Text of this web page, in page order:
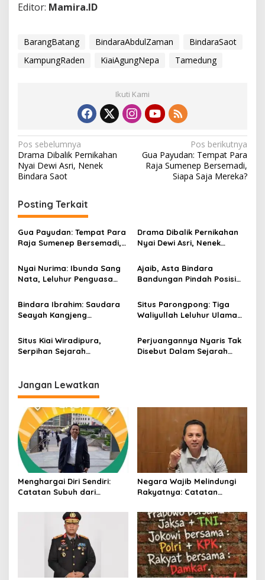
Editor: Mamira.ID
BarangBatang BindaraAbdulZaman
BindaraSaot
KampungRaden
KiaiAgungNepa Tamedung
Ikuti Kami
N
a
v
i
g
a
s
i
p
s
Pos sebelumnya
Drama Dibalik Pernikahan
Nyai Dewi Asri, Nenek
Bindara Saot
Pos berikutnya
Gua Payudan: Tempat Para
Raja Sumenep Bersemadi,
Siapa Saja Mereka?
Posting Terkait
Gua Payudan: Tempat Para
Raja Sumenep Bersemadi,
Drama Dibalik Pernikahan
Nyai Dewi Asri, Nenek
Nyai Nurima: Ibunda Sang
Nata, Leluhur Penguasa
Terakhir
Ajaib, Asta Bindara
Bandungan Pindah Posisi
Sang Ayah
Bindara Ibrahim: Saudara
Seayah Kangjeng
Situs Parongpong: Tiga
Waliyullah Leluhur Ulama
Situs Kiai Wiradipura,
Serpihan Sejarah
Perjuangannya Nyaris Tak
Disebut Dalam Sejarah
Jangan Lewatkan
Menghargai Diri Sendiri:
Catatan Subuh dari
Jawa
Negara Wajib Melindungi
Rakyatnya: Catatan
Penambang Belerang
Kawah Ijen